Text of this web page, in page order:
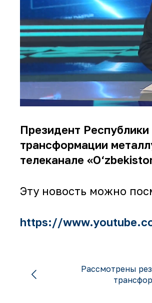
Президент
трансформации
телеканале
Эту новость можно
https://
Рассмотрены